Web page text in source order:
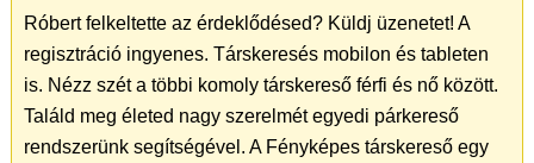
Róbert felkeltette az érdeklődésed? Küldj üzenetet! A
regisztráció ingyenes. Társkeresés mobilon és tableten
is. Nézz szét a többi komoly társkereső férfi és nő között.
Találd meg életed nagy szerelmét egyedi párkereső
rendszerünk segítségével. A Fényképes társkereső egy